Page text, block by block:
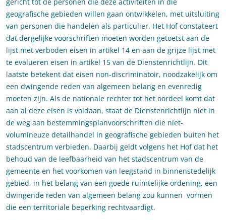
geografische gebieden willen gaan ontwikkelen, met uitsluiting
van personen die handelen als particulier. Het Hof constateert
dat dergelijke voorschriften moeten worden getoetst aan de
lijst met verboden eisen in artikel 14 en aan de grijze lijst met
te evalueren eisen in artikel 15 van de Dienstenrichtlijn. Dit
laatste betekent dat eisen non-discriminatoir, noodzakelijk om
een dwingende reden van algemeen belang en evenredig
moeten zijn. Als de nationale rechter tot het oordeel komt dat
aan al deze eisen is voldaan, staat de Dienstenrichtlijn niet in
de weg aan bestemmingsplanvoorschriften die niet-
volumineuze detailhandel in geografische gebieden buiten het
stadscentrum verbieden. Daarbij geldt volgens het Hof dat het
behoud van de leefbaarheid van het stadscentrum van de
gemeente en het voorkomen van leegstand in binnenstedelijk
gebied, in het belang van een goede ruimtelijke ordening, een
dwingende reden van algemeen belang zou kunnen vormen
die een territoriale beperking rechtvaardigt.